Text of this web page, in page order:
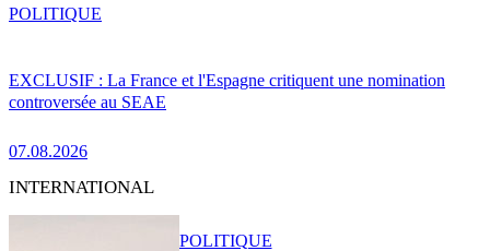
EXCLUSIF : La France et l'Espagne critiquent une nomination
controversée au SEAE
07.08.2026
POLITIQUE
INTERNATIONAL
POLITIQUE